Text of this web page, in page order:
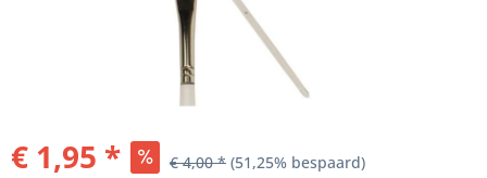
€ 1,95 * € 4,00 * (51,25% bespaard)